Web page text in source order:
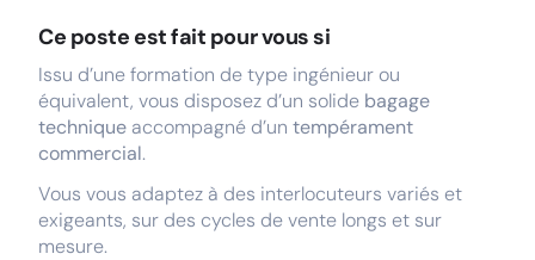
Ce poste est fait pour vous si
Issu d’une formation de type ingénieur ou
équivalent, vous disposez d’un solide bagage
technique accompagné d’un tempérament
commercial.
Vous vous adaptez à des interlocuteurs variés et
exigeants, sur des cycles de vente longs et sur
mesure.